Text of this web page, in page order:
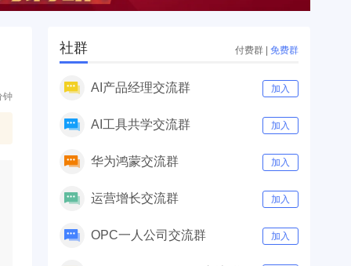
钟
社群 付费群 | 免费群
AI产品经理交流群 加入
AI工具共学交流群 加入
华为鸿蒙交流群 加入
运营增长交流群 加入
OPC一人公司交流群 加入